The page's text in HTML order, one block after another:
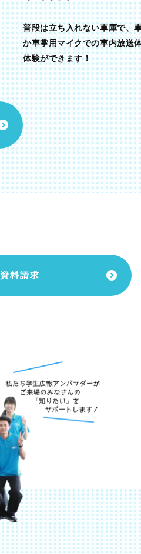
普段は立ち入れない車庫で、
か車掌用マイクでの車内放送
体験ができます！
資料請求